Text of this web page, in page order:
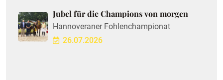
Jubel für die Champions von morgen
Hannoveraner Fohlenchampionat
26.07.2026